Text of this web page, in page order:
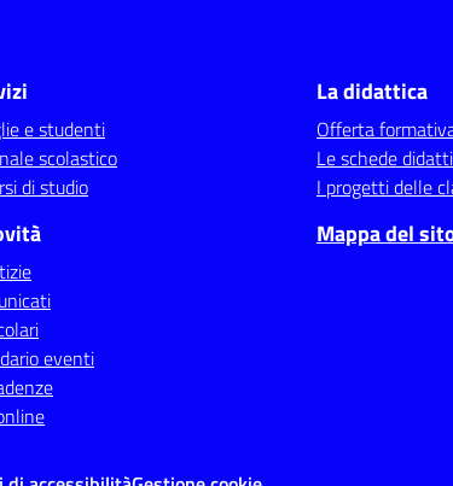
e studenti
scolastico
di studio
eventi
La didattica
Offerta
Le schede
I progetti delle
Mappa del